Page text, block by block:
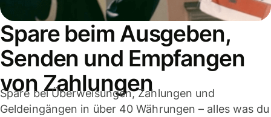
Spare beim Ausgeben,
Senden und Empfangen
von Zahlungen
Spare bei Überweisungen, Zahlungen und
Geldeingängen in über 40 Währungen – alles was du